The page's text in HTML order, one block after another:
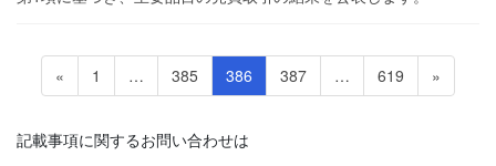
投
稿
の
«
固
定
ー
1 …
固
定
ー
385
固
定
ー
386
固
定
387 …
固
定
619 »
記載事項に関するお問い合わせは